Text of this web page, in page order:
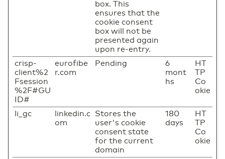
box. This
ensures that the
cookie consent
box will not be
presented again
upon re-entry.
crisp-
client%2
Fsession
%2F#GU
ID#
eurofibe
r.com
Pending
6
mont
hs
HT
TP
Co
okie
li_gc
linkedin.c
om
Stores the
user's cookie
consent state
for the current
domain
180
days
HT
TP
Co
okie